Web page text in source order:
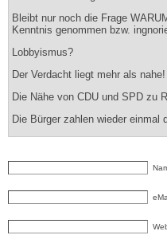
Bleibt nur noch die Frage
Kenntnis genommen bzw.
Lobbyismus?
Der Verdacht liegt mehr als nahe!
Die Nähe von CDU und SPD zu
Die Bürger zahlen wieder